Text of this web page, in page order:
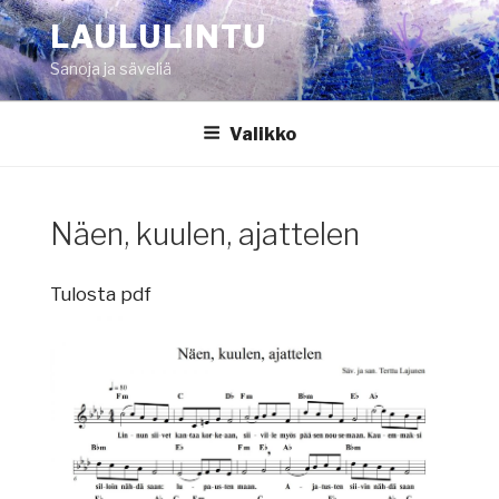
Siirry
sisältöönLAULULINTU
Sanoja ja säveliä
Valikko
Näen, kuulen, ajattelen
Tulosta pdf